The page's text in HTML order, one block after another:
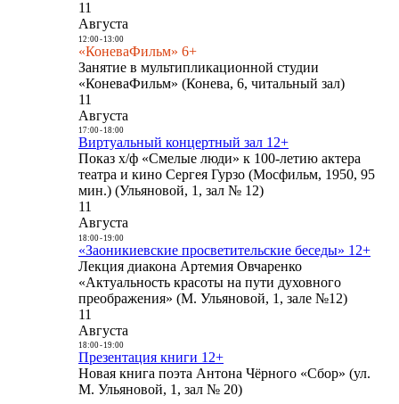
11
Августа
12:00- 13:00
«КоневаФильм» 6+
Занятие в мультипликационной студии
«КоневаФильм» (Конева, 6, читальный зал)
11
Августа
17:00- 18:00
Виртуальный концертный зал 12+
Показ х/ф «Смелые люди» к 100-летию актера
театра и кино Сергея Гурзо (Мосфильм, 1950, 95
мин.) (Ульяновой, 1, зал № 12)
11
Августа
18:00- 19:00
«Заоникиевские просветительские беседы» 12+
Лекция диакона Артемия Овчаренко
«Актуальность красоты на пути духовного
преображения» (М. Ульяновой, 1, зале №12)
11
Августа
18:00- 19:00
Презентация книги 12+
Новая книга поэта Антона Чёрного «Сбор» (ул.
М. Ульяновой, 1, зал № 20)